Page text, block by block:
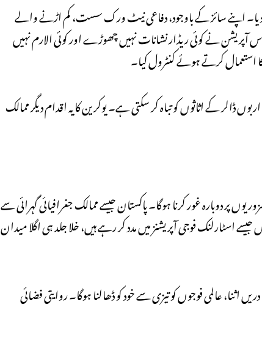
اپنے سائز کے باوجود، دفاعی نیٹ ورک سست، کم اڑنے والے
اس آپریشن نے کوئی ریڈار نشانات نہیں چھوڑے اور کوئی الارم نہیں
استعمال کرتے ہوئے کنٹرول کیا۔
کے اثاثوں کو تباہ کر سکتی ہے۔ یوکرین کا یہ اقدام دیگر ممالک
پر دوبارہ غور کرنا ہوگا۔ پاکستان جیسے ممالک جغرافیائی گہرائی سے
اسٹارلنک فوجی آپریشنز میں مدد کر رہے ہیں، خلا جلد ہی اگلا میدان
اثنا، عالمی فوجوں کو تیزی سے خود کو ڈھالنا ہوگا۔ روایتی فضائی